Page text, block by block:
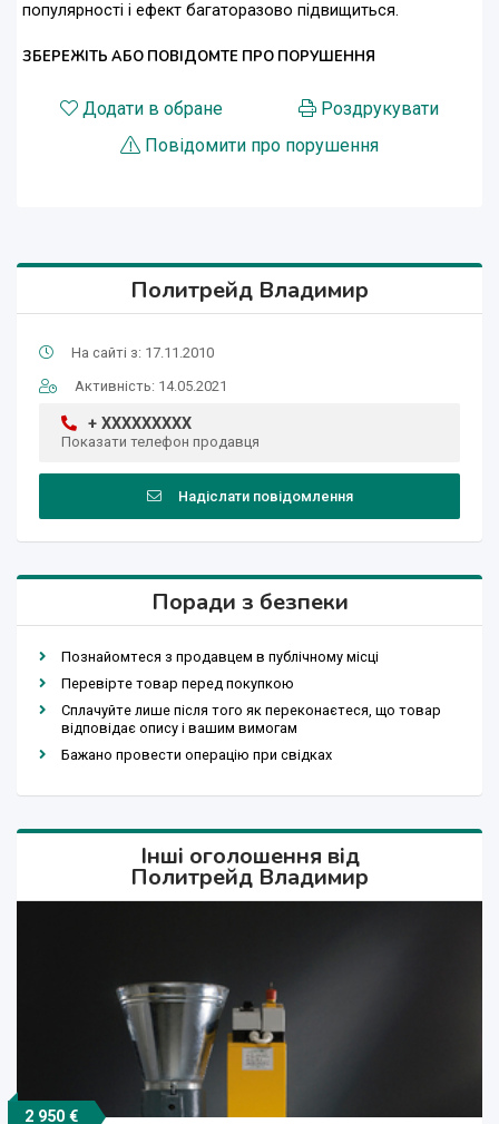
популярності і ефект багаторазово підвищиться.
ЗБЕРЕЖІТЬ АБО ПОВІДОМТЕ ПРО ПОРУШЕННЯ
Додати в обране
Роздрукувати
Повідомити про порушення
Политрейд Владимир
На сайті з: 17.11.2010
Активність: 14.05.2021
+ XXXXXXXXX
Показати телефон продавця
Надіслати повідомлення
Поради з безпеки
Познайомтеся з продавцем в публічному місці
Перевірте товар перед покупкою
Сплачуйте лише після того як переконаєтеся, що товар
відповідає опису і вашим вимогам
Бажано провести операцію при свідках
Інші оголошення від
Политрейд Владимир
37 000 €
5 820 €
10 340 €
2 950 € 2 950 €
5 850 €
37 000 €
5 820 €